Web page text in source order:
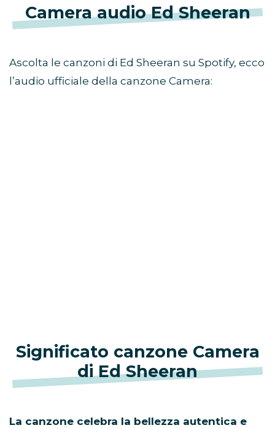
Camera audio Ed Sheeran
Ascolta le canzoni di Ed Sheeran su Spotify, ecco
l’audio ufficiale della canzone Camera:
Significato canzone Camera
di Ed Sheeran
La canzone celebra la bellezza autentica e